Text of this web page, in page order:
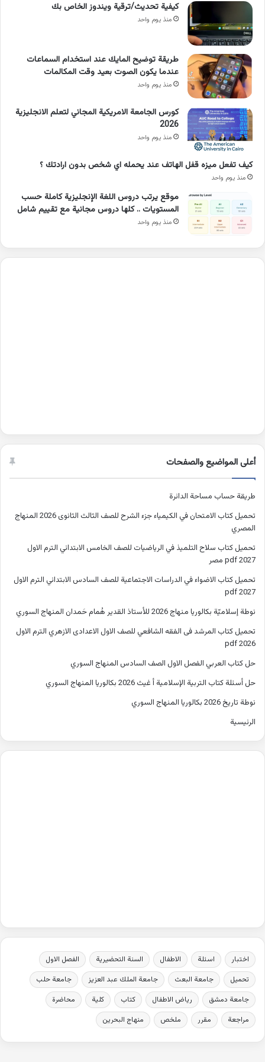
كيفية تحديث/ترقية ويندوز الخاص بك
منذ يوم واحد
طريقة توضيح المايك عند استخدام السماعات
عندما يكون الصوت بعيد وقت المكالمات
منذ يوم واحد
كورس الجامعة الامريكية المجاني لتعلم الانجليزية
2026
منذ يوم واحد
كيف تفعل ميزه قفل الهاتف عند يحمله اي شخص بدون ارادتك ؟
منذ يوم واحد
موقع يرتب دروس اللغة الإنجليزية كاملة حسب
المستويات .. كلها دروس مجانية مع تقييم شامل
منذ يوم واحد
أعلى المواضيع والصفحات
طريقة حساب مساحة الدائرة
تحميل كتاب الامتحان في الكيمياء جزء الشرح للصف الثالث الثانوى 2026 المنهاج
المصري
تحميل كتاب سلاح التلميذ في الرياضيات للصف الخامس الابتدائي الترم الاول
2027 pdf مصر
تحميل كتاب الاضواء في الدراسات الاجتماعية للصف السادس الابتدائي الترم الاول
2027 pdf
نوطة إسلاميّة بكالوريا منهاج 2026 للأستاذ القدير هُمام حَمدان المنهاج السوري
تحميل كتاب المرشد فى الفقه الشافعي للصف الاول الاعدادى الازهري الترم الاول
2026 pdf
حل كتاب العربي الفصل الاول الصف السادس المنهاج السوري
حل أسئلة كتاب التربية الإسلامية أ غيث 2026 بكالوريا المنهاج السوري
نوطة تاريخ 2026 بكالوريا المنهاج السوري
الرئيسية
اختبار اسئلة الاطفال السنة التحضيرية
الفصل الاول
تحميل
جامعة البعث جامعة الملك عبد العزيز
جامعة حلب
جامعة دمشق
رياض الاطفال كتاب كلية
محاضرة
مراجعة
مقرر ملخص منهاج البحرين